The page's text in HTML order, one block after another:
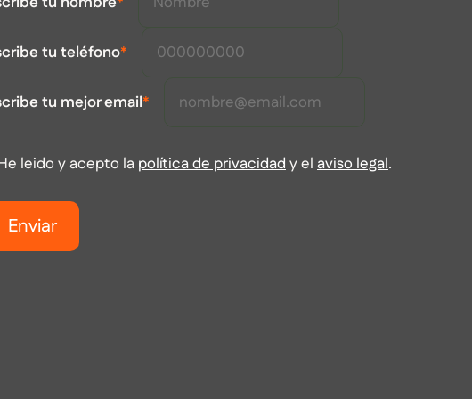
tu teléfono*
tu mejor email*
leido y acepto la política de privacidady el aviso legal.
Enviar